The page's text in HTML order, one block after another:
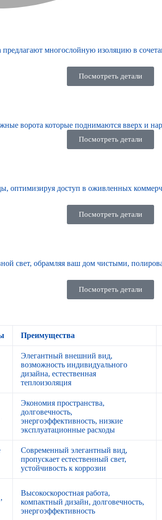
многослойную изоляцию в
Посмотреть детали
ворота которые поднимаются вверх и
Посмотреть детали
оптимизируя доступ в оживленных
Посмотреть детали
свет, обрамляя ваш дом чистыми,
Посмотреть детали
Преимущества
Элегантный внешний вид,
возможность индивидуального
дизайна, естественная
теплоизоляция
Экономия пространства,
долговечность,
энергоэффективность, низкие
эксплуатационные расходы
Современный элегантный вид,
пропускает естественный свет,
устойчивость к коррозии
Высокоскоростная работа,
компактный дизайн, долговечность,
энергоэффективность